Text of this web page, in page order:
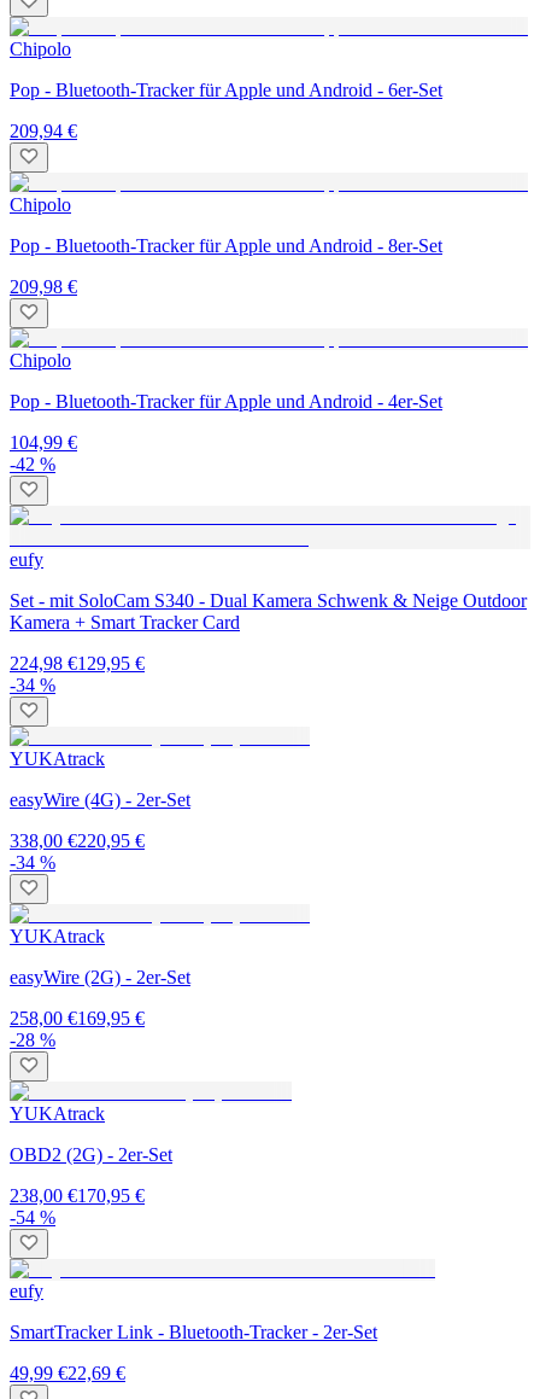
Chipolo
Pop - Bluetooth-Tracker für Apple und Android - 6er-Set
209,94 €
Chipolo
Pop - Bluetooth-Tracker für Apple und Android - 8er-Set
209,98 €
Chipolo
Pop - Bluetooth-Tracker für Apple und Android - 4er-Set
104,99 €
-42 %
eufy
Set - mit SoloCam S340 - Dual Kamera Schwenk & Neige Outdoor
Kamera + Smart Tracker Card
224,98 €129,95 €
-34 %
YUKAtrack
easyWire (4G) - 2er-Set
338,00 €220,95 €
-34 %
YUKAtrack
easyWire (2G) - 2er-Set
258,00 €169,95 €
-28 %
YUKAtrack
OBD2 (2G) - 2er-Set
238,00 €170,95 €
-54 %
eufy
SmartTracker Link - Bluetooth-Tracker - 2er-Set
49,99 €22,69 €